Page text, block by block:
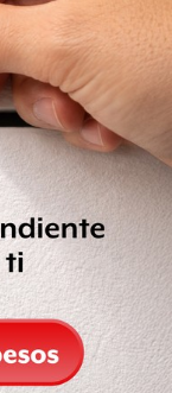
en enero
visitar nueve
ellos:
León, Durango,
pasado el
visitar
el crimen
seguridad de
ilegales
en#CDMX
seguridad en